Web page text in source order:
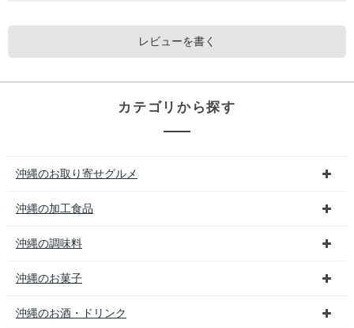
レビューを書く
カテゴリから探す
沖縄のお取り寄せグルメ
沖縄の加工食品
沖縄の調味料
沖縄のお菓子
沖縄のお酒・ドリンク